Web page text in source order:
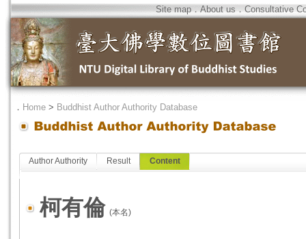
Site map．About us．Consultative
． Home > Buddhist Author Authority Database
Author Authority Result Content
柯有倫 (本名)